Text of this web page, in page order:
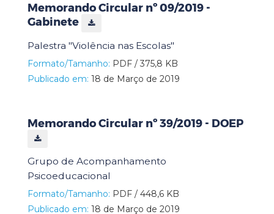
Memorando Circular nº 09/2019 -
Gabinete
Palestra "Violência nas Escolas"
Formato/Tamanho: PDF / 375,8 KB
Publicado em: 18 de Março de 2019
Memorando Circular nº 39/2019 - DOEP
Grupo de Acompanhamento
Psicoeducacional
Formato/Tamanho: PDF / 448,6 KB
Publicado em: 18 de Março de 2019